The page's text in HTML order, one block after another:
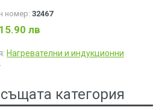
номер: 32467
15.90 лв
Нагревателни и индукционни
категория